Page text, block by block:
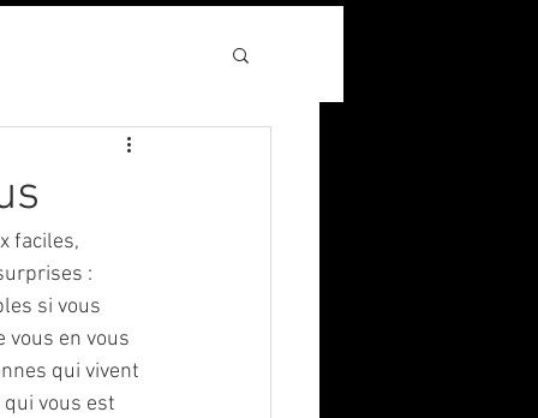
faciles,
:
si vous
en vous
qui vivent
vous est